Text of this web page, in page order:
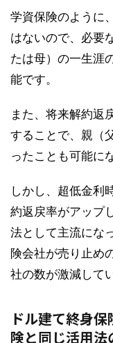
学資保険のように
はないので、必要
たは母）の一生涯
能です。
また、将来解約返
することで、親（
ったことも可能に
しかし、超低金利
約返戻率がアップ
法として主流にな
険会社が売り止め
社の数が激減して
ドル建て終身
険と同じ活用法